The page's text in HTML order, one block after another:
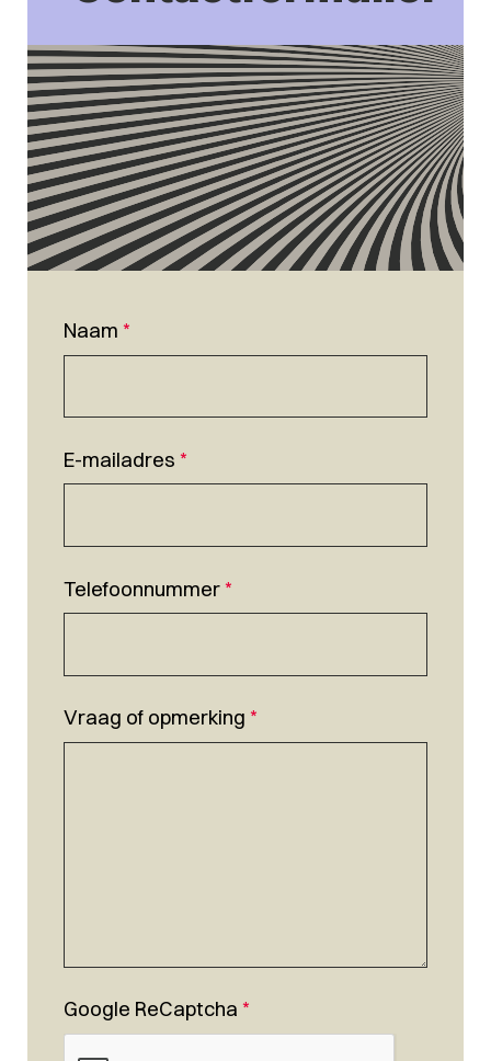
Naam *
E-mailadres *
Telefoonnummer*
Vraag of opmerking *
Google ReCaptcha *